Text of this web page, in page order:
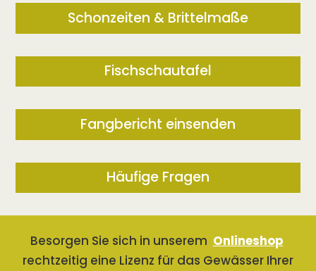
Schonzeiten & Brittelmaße
Fischschautafel
Fangbericht einsenden
Häufige Fragen
Besorgen Sie sich in unserem Onlineshop
rechtzeitig eine Lizenz für das Gewässer Ihrer